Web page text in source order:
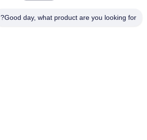
Good day, what product are you looking for?